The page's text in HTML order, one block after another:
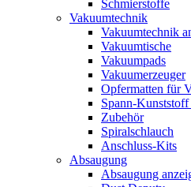
Schmierstoffe
Vakuumtechnik
Vakuumtechnik
Vakuumtische
Vakuumpads
Vakuumerzeuger
Opfermatten für
Spann-
Zubehör
Spiralschlauch
Anschluss-Kits
Absaugung
Absaugung